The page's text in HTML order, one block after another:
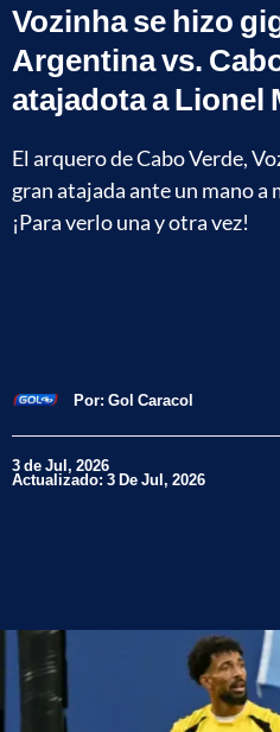
Vozinha se hizo
Argentina vs.
atajadota a Lionel
El arquero de Cabo Verde,
gran atajada ante un mano a
¡Para verlo una y otra vez!
Por: Gol Caracol
3 de Jul, 2026
Actualizado: 3 De Jul, 2026